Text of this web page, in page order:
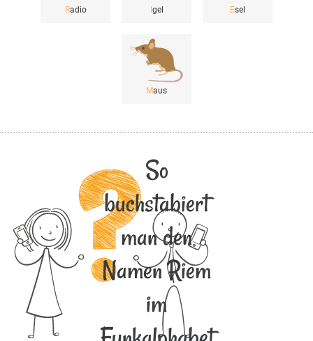
Radio gel Esel
Maus
So
buchstabiert
man den
Namen Riem
im